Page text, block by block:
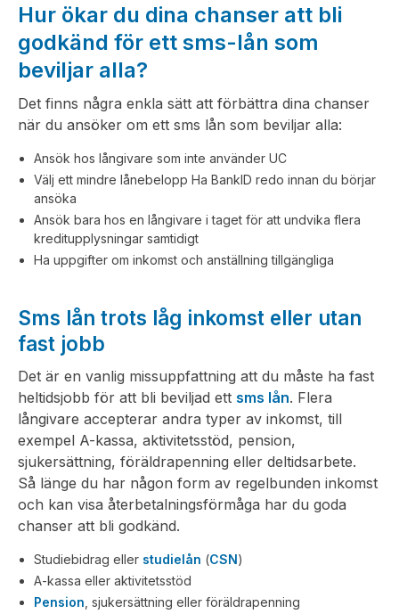
Hur ökar du dina chanser att bli
godkänd för ett sms-lån som
beviljar alla?
Det finns några enkla sätt att förbättra dina chanser
när du ansöker om ett sms lån som beviljar alla:
Ansök hos långivare som inte använder UC
Välj ett mindre lånebelopp Ha BankID redo innan du börjar
ansöka
Ansök bara hos en långivare i taget för att undvika flera
kreditupplysningar samtidigt
Ha uppgifter om inkomst och anställning tillgängliga
Sms lån trots låg inkomst eller utan
fast jobb
Det är en vanlig missuppfattning att du måste ha fast
heltidsjobb för att bli beviljad ett sms lån. Flera
långivare accepterar andra typer av inkomst, till
exempel A-kassa, aktivitetsstöd, pension,
sjukersättning, föräldrapenning eller deltidsarbete.
Så länge du har någon form av regelbunden inkomst
och kan visa återbetalningsförmåga har du goda
chanser att bli godkänd.
Studiebidrag eller studielån (CSN)
A-kassa eller aktivitetsstöd
Pension , sjukersättning eller föräldrapenning